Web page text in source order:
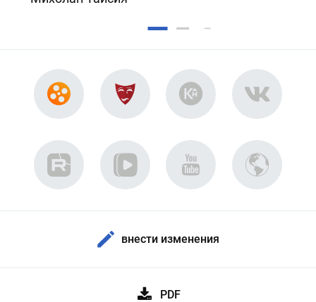
внести изменения
PDF